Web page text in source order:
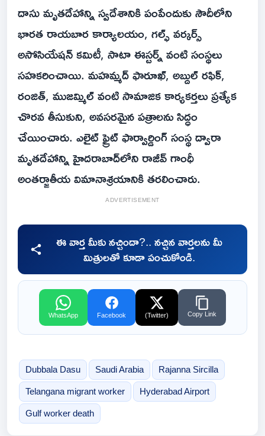
దాసు మృతదేహాన్ని స్వదేశానికి పంపేందుకు సౌదీలోని
భారత రాయబార కార్యాలయం, గల్ఫ్ వర్కర్స్
అసోసియేషన్ కమిటీ, సాటా ఈస్టర్న్ వంటి సంస్థలు
సహకరించాయి. మహమ్మద్ ఫారూఖ్, అబ్దుల్ రఫిక్,
రంజిత్, ముజమ్మిల్ వంటి సామాజిక కార్యకర్తలు ప్రత్యేక
చొరవ తీసుకుని, అవసరమైన పత్రాలను సిద్ధం
చేయించారు. ఎలైట్ ఫ్రైట్ ఫార్వార్డింగ్ సంస్థ ద్వారా
మృతదేహాన్ని హైదరాబాద్‌లోని రాజీవ్ గాంధీ
అంతర్జాతీయ విమానాశ్రయానికి తరలించారు.
ADVERTISEMENT
ఈ వార్త మీకు నచ్చిందా?.. నచ్చిన వార్తలను మీ
మిత్రులతో కూడా పంచుకోండి.
WhatsApp Facebook (Twitter) Copy Link
Dubbala Dasu Saudi Arabia Rajanna Sircilla
Telangana migrant worker Hyderabad Airport
Gulf worker death